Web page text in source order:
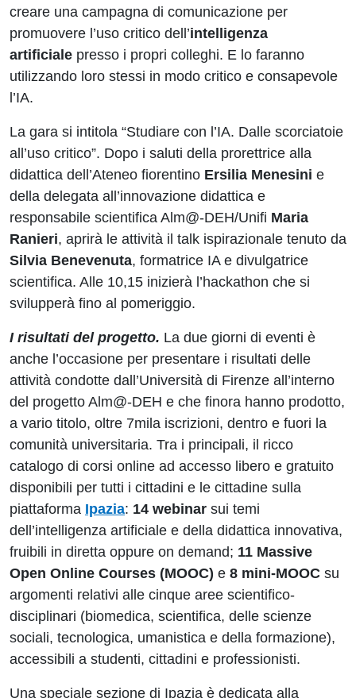
creare una campagna di comunicazione per
promuovere l’uso critico dell’intelligenza
artificiale presso i propri colleghi. E lo faranno
utilizzando loro stessi in modo critico e consapevole
l’IA.
La gara si intitola “Studiare con l’IA. Dalle scorciatoie
all’uso critico”. Dopo i saluti della prorettrice alla
didattica dell’Ateneo fiorentino Ersilia Menesini e
della delegata all’innovazione didattica e
responsabile scientifica Alm@-DEH/Unifi Maria
Ranieri, aprirà le attività il talk ispirazionale tenuto da
Silvia Benevenuta, formatrice IA e divulgatrice
scientifica. Alle 10,15 inizierà l’hackathon che si
svilupperà fino al pomeriggio.
I risultati del progetto. La due giorni di eventi è
anche l’occasione per presentare i risultati delle
attività condotte dall’Università di Firenze all’interno
del progetto Alm@-DEH e che finora hanno prodotto,
a vario titolo, oltre 7mila iscrizioni, dentro e fuori la
comunità universitaria. Tra i principali, il ricco
catalogo di corsi online ad accesso libero e gratuito
disponibili per tutti i cittadini e le cittadine sulla
piattaforma Ipazia: 14 webinar sui temi
dell’intelligenza artificiale e della didattica innovativa,
fruibili in diretta oppure on demand; 11 Massive
Open Online Courses (MOOC) e 8 mini-MOOC su
argomenti relativi alle cinque aree scientifico-
disciplinari (biomedica, scientifica, delle scienze
sociali, tecnologica, umanistica e della formazione),
accessibili a studenti, cittadini e professionisti.
Una speciale sezione di Ipazia è dedicata alla